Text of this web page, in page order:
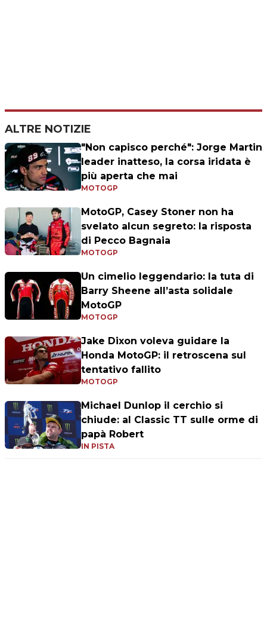
ALTRE NOTIZIE
"Non capisco perché": Jorge Martin
leader inatteso, la corsa iridata è
più aperta che mai
MOTOGP
MotoGP, Casey Stoner non ha
svelato alcun segreto: la risposta
di Pecco Bagnaia
MOTOGP
Un cimelio leggendario: la tuta di
Barry Sheene all’asta solidale
MotoGP
MOTOGP
Jake Dixon voleva guidare la
Honda MotoGP: il retroscena sul
tentativo fallito
MOTOGP
Michael Dunlop il cerchio si
chiude: al Classic TT sulle orme di
papà Robert
IN PISTA